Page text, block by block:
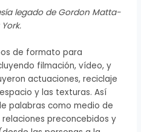
legado de Gordon Matta-
de formato para
filmación, vídeo, y
actuaciones, reciclaje
y las texturas. Así
palabras como medio de
preconcebidos y